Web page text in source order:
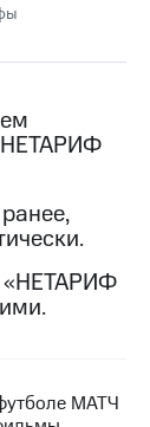
НЕТАРИФ
«НЕТАРИФ
МАТЧ